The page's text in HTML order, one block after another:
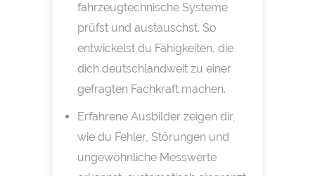
fahrzeugtechnische Systeme
prüfst und austauschst. So
entwickelst du Fähigkeiten, die
dich deutschlandweit zu einer
gefragten Fachkraft machen.
Erfahrene Ausbilder zeigen dir,
wie du Fehler, Störungen und
ungewöhnliche Messwerte